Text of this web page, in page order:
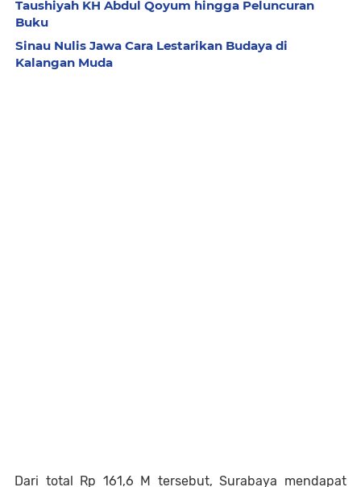
Taushiyah KH Abdul Qoyum hingga Peluncuran
Buku
Sinau Nulis Jawa Cara Lestarikan Budaya di
Kalangan Muda
Dari total Rp 161,6 M tersebut, Surabaya mendapat